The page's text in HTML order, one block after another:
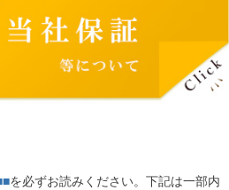
を必ずお読みください。下記は一部内